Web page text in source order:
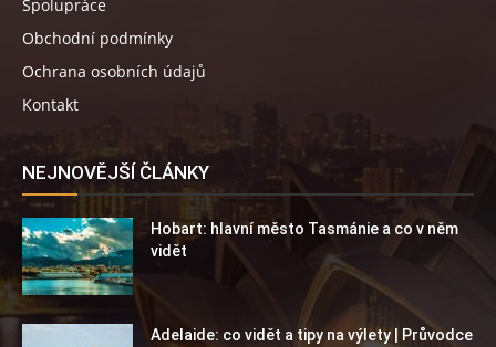
Spolupráce
Obchodní podmínky
Ochrana osobních údajů
Kontakt
NEJNOVĚJŠÍ ČLÁNKY
Hobart: hlavní město Tasmánie a co v něm
vidět
Adelaide: co vidět a tipy na výlety | Průvodce